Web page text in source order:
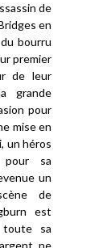
de
en
bourru
premier
de leur
grande
pour
mise en
un héros
pour sa
un
de
est
toute sa